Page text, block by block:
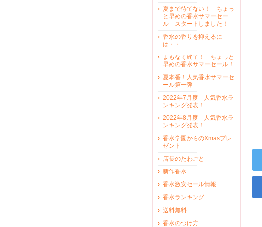
夏まで待てない！ ちょっ
と早めの香水サマーセー
ル スタートしました！
香水の香りを抑えるに
は・・
まもなく終了！ ちょっと
早めの香水サマーセール！
夏本番！人気香水サマーセ
ール第一弾
2022年7月度 人気香水ラ
ンキング発表！
2022年8月度 人気香水ラ
ンキング発表！
香水学園からのXmasプレ
ゼント
店長のたわごと
新作香水
香水激安セール情報
香水ランキング
送料無料
香水のつけ方